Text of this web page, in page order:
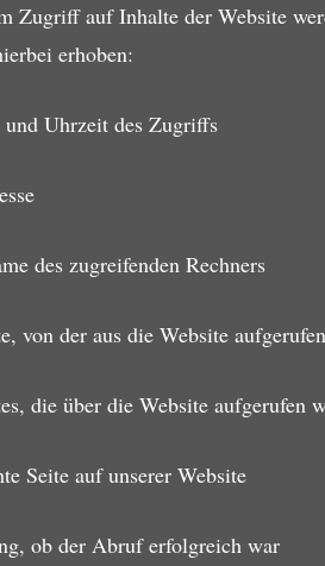
Zugriff auf Inhalte der Website
erhoben:
Uhrzeit des Zugriffs
des zugreifenden Rechners
von der aus die Website
die über die Website aufgerufen
Seite auf unserer Website
ob der Abruf erfolgreich war